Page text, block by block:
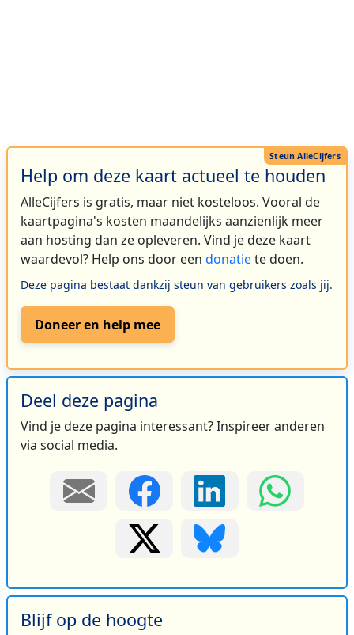
Help om deze kaart actueel te houden
AlleCijfers is gratis, maar niet kosteloos. Vooral de
kaartpagina's kosten maandelijks aanzienlijk meer
aan hosting dan ze opleveren. Vind je deze kaart
waardevol? Help ons door een donatiete doen.
Deze pagina bestaat dankzij steun van gebruikers zoals jij.
Doneer en help mee
Deel deze pagina
Vind je deze pagina interessant? Inspireer anderen
via social media.
Blijf op de hoogte